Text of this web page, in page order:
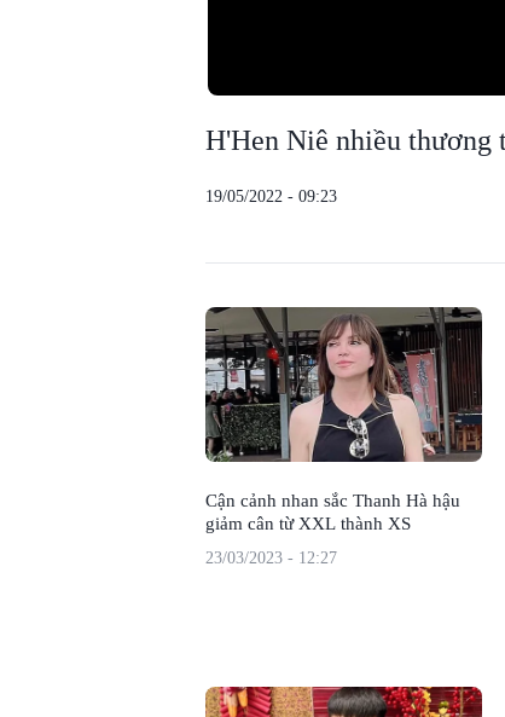
H'Hen Niê nhiều thương
19/05/2022 - 09:23
Cận cảnh nhan sắc Thanh Hà hậu
giảm cân từ XXL thành XS
23/03/2023 - 12:27